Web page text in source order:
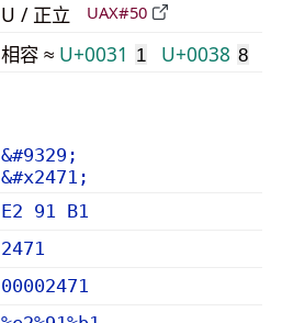
U / 正立 UAX#50
相容 ≈ U+0031 1 U+0038 8
&#9329;
&#x2471;
E2 91 B1
2471
00002471